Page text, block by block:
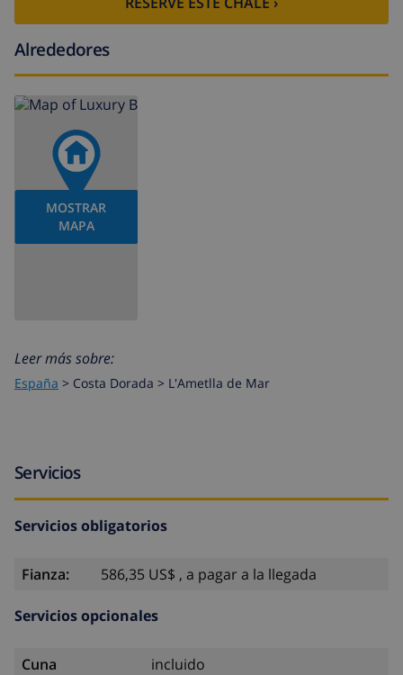
Alrededores
MOSTRAR
MAPA
Leer más sobre:
España > Costa Dorada > L'Ametlla de Mar
Servicios
Servicios obligatorios
Fianza: 586,35 US$ , a pagar a la llegada
Servicios opcionales
Cuna
incluido